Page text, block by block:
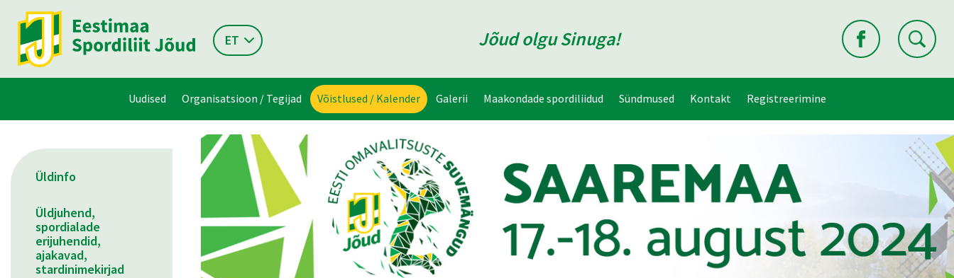
ET Jõud olgu Sinuga!
Uudised Organisatsioon / Tegijad Võistlused / Kalender Galerii Maakondade spordiliidud Sündmused Kontakt Registreerimine
Üldinfo
Üldjuhend,
spordialade
erijuhendid,
ajakavad,
stardinimekirjad